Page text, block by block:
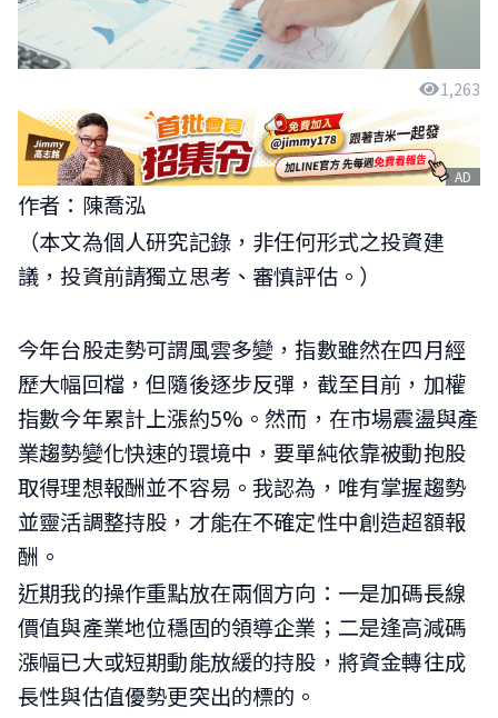
1,263
AD
作者：陳喬泓
（本文為個人研究記錄，非任何形式之投資建
議，投資前請獨立思考、審慎評估。）
今年台股走勢可謂風雲多變，指數雖然在四月經
歷大幅回檔，但隨後逐步反彈，截至目前，加權
指數今年累計上漲約5%。然而，在市場震盪與產
業趨勢變化快速的環境中，要單純依靠被動抱股
取得理想報酬並不容易。我認為，唯有掌握趨勢
並靈活調整持股，才能在不確定性中創造超額報
酬。
近期我的操作重點放在兩個方向：一是加碼長線
價值與產業地位穩固的領導企業；二是逢高減碼
漲幅已大或短期動能放緩的持股，將資金轉往成
長性與估值優勢更突出的標的。